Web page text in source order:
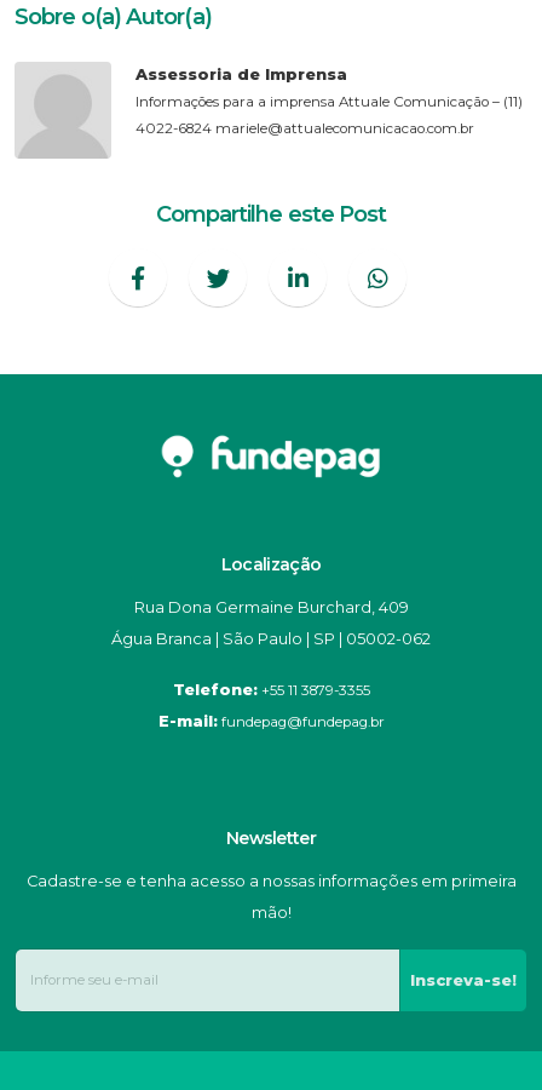
Sobre o(a) Autor(a)
Assessoria de Imprensa
Informações para a imprensa Attuale Comunicação – (11)
4022-6824 mariele@attualecomunicacao.com.br
Compartilhe este Post
Localização
Rua Dona Germaine Burchard, 409
Água Branca | São Paulo | SP | 05002-062
Telefone:+55 11 3879-3355
E-mail:fundepag@fundepag.br
Newsletter
Cadastre-se e tenha acesso a nossas informações em primeira
mão!
Inscreva-se!